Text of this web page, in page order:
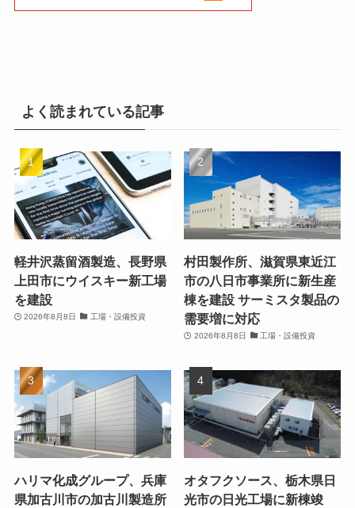
よく読まれている記事
軽井沢蒸留酒製造、長野県
上田市にウイスキー新工場
を建設
2026年8月8日 工場・設備投資
村田製作所、滋賀県東近江
市の八日市事業所に新生産
棟を建設 サーミスタ製品の
需要増に対応
2026年8月8日 工場・設備投資
ハリマ化成グループ、兵庫
県加古川市の加古川製造所
オタフクソース、栃木県日
光市の日光工場に新棟竣